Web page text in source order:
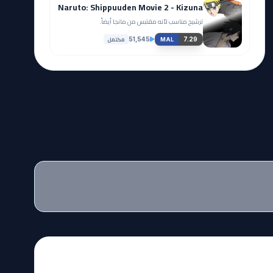
Naruto: Shippuuden Movie 2 - Kizuna
ترشيح مناسب لأنه مقتبس من مانجا أيضاً.
MAL 7.29
51,545 مكتمل